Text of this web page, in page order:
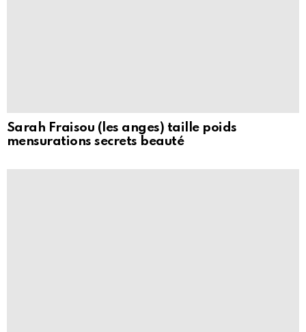
Sarah Fraisou (les anges) taille poids
mensurations secrets beauté